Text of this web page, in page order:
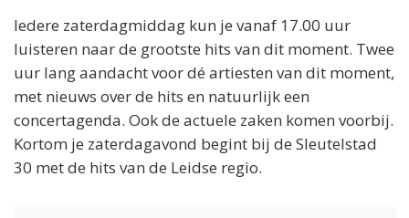
Iedere zaterdagmiddag kun je vanaf 17.00 uur
luisteren naar de grootste hits van dit moment. Twee
uur lang aandacht voor dé artiesten van dit moment,
met nieuws over de hits en natuurlijk een
concertagenda. Ook de actuele zaken komen voorbij.
Kortom je zaterdagavond begint bij de Sleutelstad
30 met de hits van de Leidse regio.